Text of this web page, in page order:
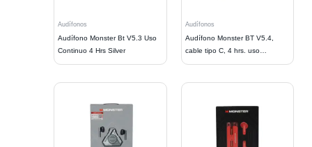
Audífonos
Audífono Monster Bt V5.3 Uso
Continuo 4 Hrs Silver
Audífonos
Audífono Monster BT V5.4,
cable tipo C, 4 hrs. uso
continuo.